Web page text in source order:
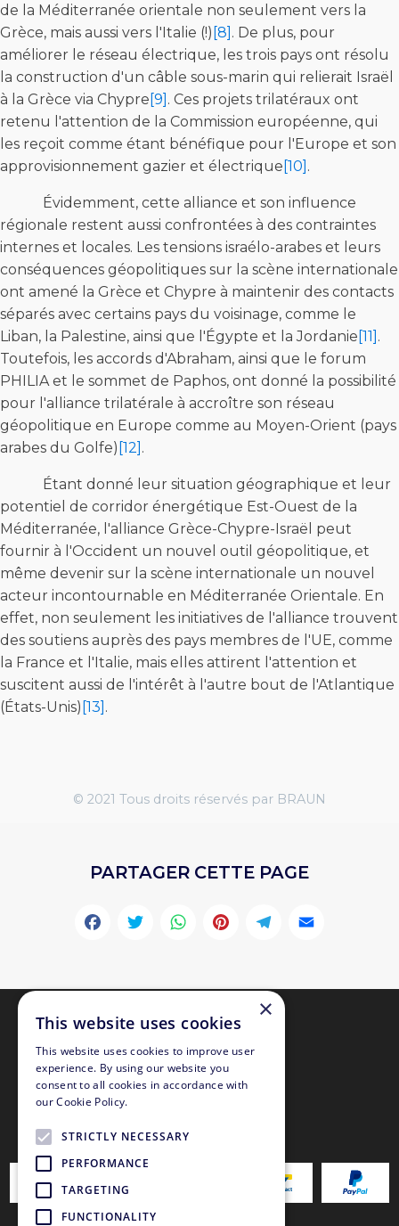
de la Méditerranée orientale non seulement vers la
Grèce, mais aussi vers l'Italie (!) [8] . De plus, pour
améliorer le réseau électrique, les trois pays ont résolu
la construction d'un câble sous-marin qui relierait Israël
à la Grèce via Chypre [9] . Ces projets trilatéraux ont
retenu l'attention de la Commission européenne, qui
les reçoit comme étant bénéfique pour l'Europe et son
approvisionnement gazier et électrique [10] .
Évidemment, cette alliance et son influence
régionale restent aussi confrontées à des contraintes
internes et locales. Les tensions israélo-arabes et leurs
conséquences géopolitiques sur la scène internationale
ont amené la Grèce et Chypre à maintenir des contacts
séparés avec certains pays du voisinage, comme le
Liban, la Palestine, ainsi que l'Égypte et la Jordanie [11] .
Toutefois, les accords d'Abraham, ainsi que le forum
PHILIA et le sommet de Paphos, ont donné la possibilité
pour l'alliance trilatérale à accroître son réseau
géopolitique en Europe comme au Moyen-Orient (pays
arabes du Golfe) [12] .
Étant donné leur situation géographique et leur
potentiel de corridor énergétique Est-Ouest de la
Méditerranée, l'alliance Grèce-Chypre-Israël peut
fournir à l'Occident un nouvel outil géopolitique, et
même devenir sur la scène internationale un nouvel
acteur incontournable en Méditerranée Orientale. En
effet, non seulement les initiatives de l'alliance trouvent
des soutiens auprès des pays membres de l'UE, comme
la France et l'Italie, mais elles attirent l'attention et
suscitent aussi de l'intérêt à l'autre bout de l'Atlantique
(États-Unis) [13] .
© 2021 Tous droits réservés par BRAUN
PARTAGER CETTE PAGE
Facebook
Twitter
WhatsApp
Pinterest
PAIEMENT SÉCURISÉ
×
This website uses cookies
This website uses cookies to improve user
experience. By using our website you
consent to all cookies in accordance with
our Cookie Policy.
STRICTLY NECESSARY
PERFORMANCE
TARGETING
FUNCTIONALITY